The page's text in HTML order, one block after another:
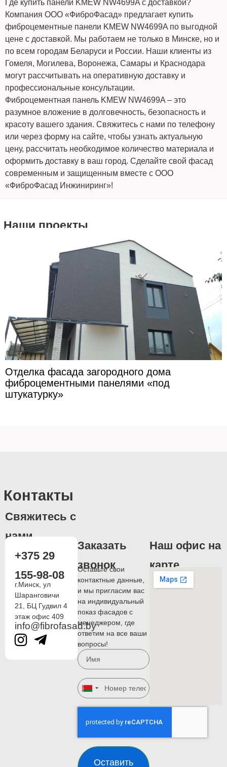
Где купить панели KMEW NW4699A с доставкой?
Компания ООО «ФиброФасад» предлагает купить
фиброцементные панели KMEW NW4699A по выгодной
цене с доставкой. Мы работаем не только в Минске, но и
по всем городам Беларуси и России. Наши клиенты из
Гомеля, Могилева, Воронежа, Самары и Краснодара
могут рассчитывать на оперативную доставку и
профессиональные консультации.
Фиброцементная панель KMEW NW4699A – это
разумное вложение в долговечность, безопасность и
красоту вашего здания. Свяжитесь с нами по телефону
или через форму на сайте, чтобы узнать актуальную
цену, рассчитать необходимое количество материала и
оформить доставку в ваш город. Сделайте свой фасад
современным и защищенным вместе с ООО
«ФиброФасад Инжиниринг»!
Наши проекты
Отделка фасада загородного дома
фиброцементными панелями «под
штукатурку»
Контакты
Свяжитесь с
нами
+375 29
155-98-08
г.Минск, ул
Шаранговичи
21, БЦ Гудвил 4
этаж офис 409
info@fibrofasad.by
Заказать
звонок
Оставьте свои
контактные данные,
и мы пригласим вас
на индивидуальный
показ фасадов с
менеджером, где
ответим на все ваши
вопросы!
Belarus
Оставить
Наш офис на
карте